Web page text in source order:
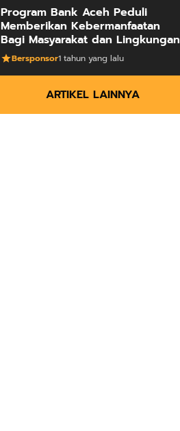
Program Bank Aceh Peduli
Memberikan Kebermanfaatan
Bagi Masyarakat dan Lingkungan
Bersponsor1 tahun yang lalu
ARTIKEL LAINNYA